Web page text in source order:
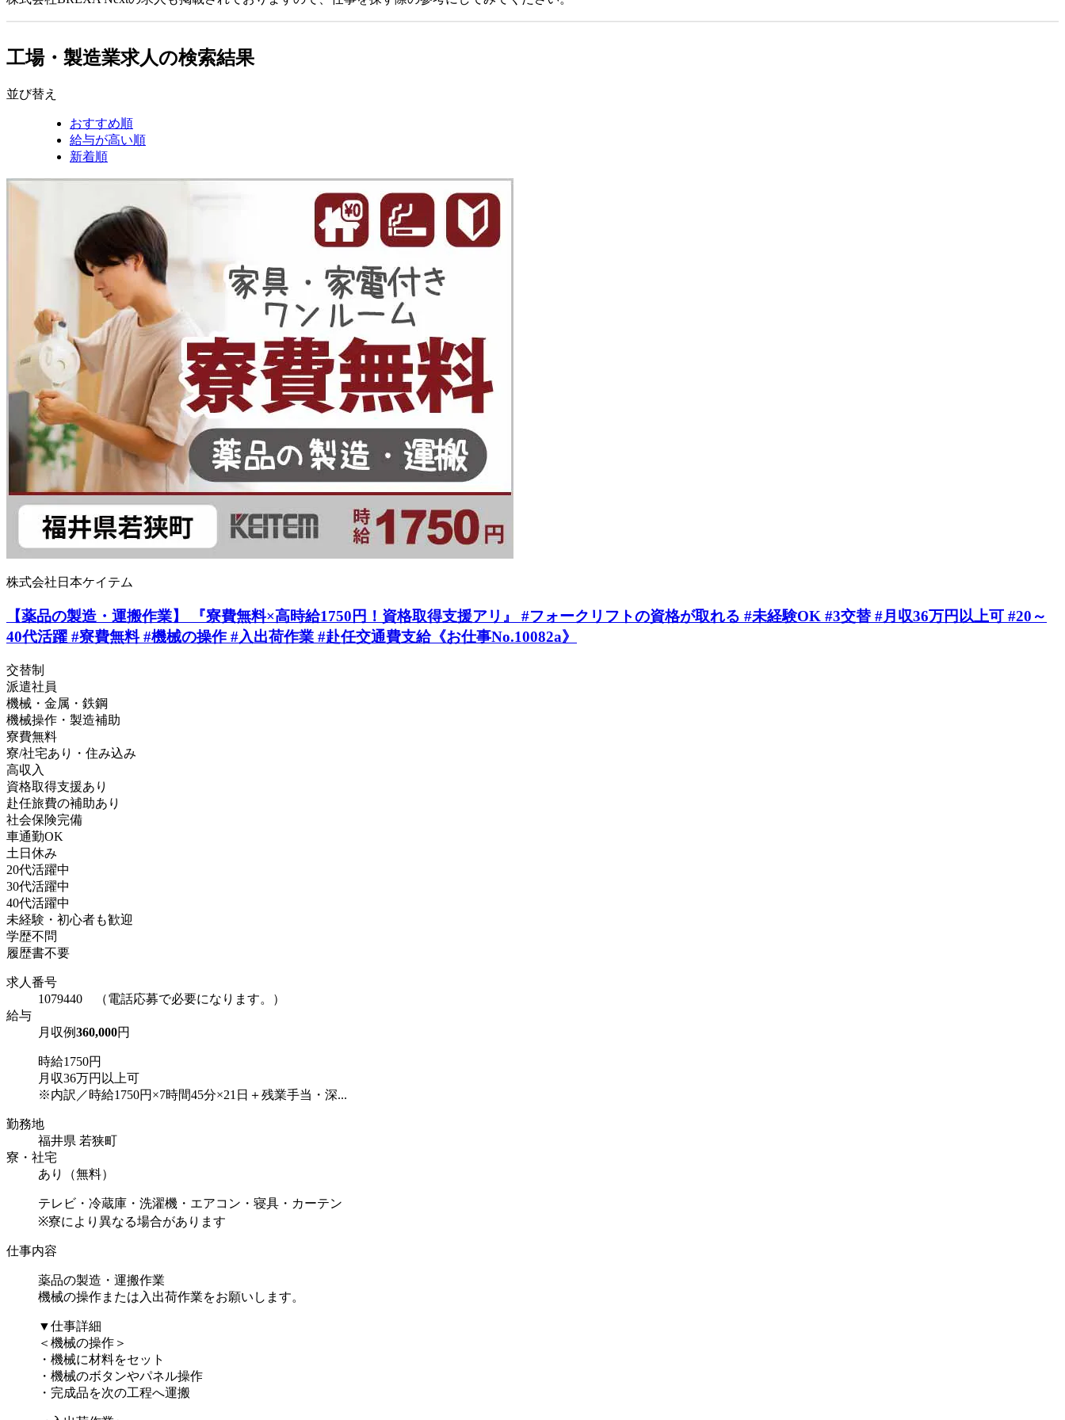
工場・製造業求人の検索結果
並び替え
おすすめ順
給与が高い順
新着順
株式会社日本ケイテム
【薬品の製造・運搬作業】 『寮費無料×高時給1750円！資格取得支援アリ』 #フォークリフトの資格が取れる #未経験OK #3交替 #月収36万円以上可 #20～
40代活躍 #寮費無料 #機械の操作 #入出荷作業 #赴任交通費支給《お仕事No.10082a》
交替制
派遣社員
機械・金属・鉄鋼
機械操作・製造補助
寮費無料
寮/社宅あり・住み込み
高収入
資格取得支援あり
赴任旅費の補助あり
社会保険完備
車通勤OK
土日休み
20代活躍中
30代活躍中
40代活躍中
未経験・初心者も歓迎
学歴不問
履歴書不要
求人番号
1079440 （電話応募で必要になります。）
給与
月収例360,000円
時給1750円
月収36万円以上可
※内訳／時給1750円×7時間45分×21日＋残業手当・深...
勤務地
福井県 若狭町
寮・社宅
あり（無料）
テレビ・冷蔵庫・洗濯機・エアコン・寝具・カーテン
※寮により異なる場合があります
仕事内容
薬品の製造・運搬作業
機械の操作または入出荷作業をお願いします。
▼仕事詳細
＜機械の操作＞
・機械に材料をセット
・機械のボタンやパネル操作
・完成品を次の工程へ運搬